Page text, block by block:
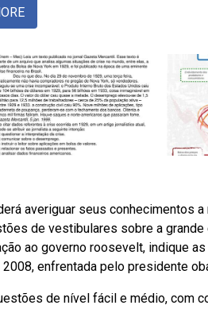
averiguar seus conhecimentos
de vestibulares sobre a
ao governo roosevelt, indique
enfrentada pelo presidente
de nível fácil e médio, com